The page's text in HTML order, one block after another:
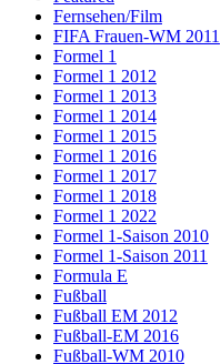
Fernsehen/Film
FIFA Frauen-WM 2011
Formel 1
Formel 1 2012
Formel 1 2013
Formel 1 2014
Formel 1 2015
Formel 1 2016
Formel 1 2017
Formel 1 2018
Formel 1 2022
Formel 1-Saison 2010
Formel 1-Saison 2011
Formula E
Fußball
Fußball EM 2012
Fußball-EM 2016
Fußball-WM 2010